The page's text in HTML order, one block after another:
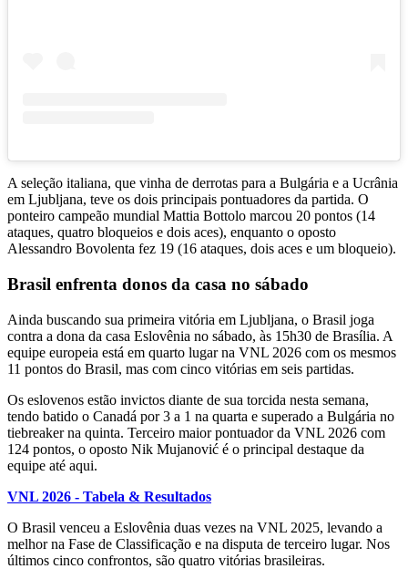
A seleção italiana, que vinha de derrotas para a Bulgária e a Ucrânia
em Ljubljana, teve os dois principais pontuadores da partida. O
ponteiro campeão mundial Mattia Bottolo marcou 20 pontos (14
ataques, quatro bloqueios e dois aces), enquanto o oposto
Alessandro Bovolenta fez 19 (16 ataques, dois aces e um bloqueio).
Brasil enfrenta donos da casa no sábado
Ainda buscando sua primeira vitória em Ljubljana, o Brasil joga
contra a dona da casa Eslovênia no sábado, às 15h30 de Brasília. A
equipe europeia está em quarto lugar na VNL 2026 com os mesmos
11 pontos do Brasil, mas com cinco vitórias em seis partidas.
Os eslovenos estão invictos diante de sua torcida nesta semana,
tendo batido o Canadá por 3 a 1 na quarta e superado a Bulgária no
tiebreaker na quinta. Terceiro maior pontuador da VNL 2026 com
124 pontos, o oposto Nik Mujanović é o principal destaque da
equipe até aqui.
VNL 2026 - Tabela & Resultados
O Brasil venceu a Eslovênia duas vezes na VNL 2025, levando a
melhor na Fase de Classificação e na disputa de terceiro lugar. Nos
últimos cinco confrontos, são quatro vitórias brasileiras.